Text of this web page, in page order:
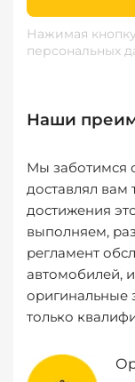
Нажимая
персональных
Наши
Мы заботимся
доставлял вам
достижения
выполняем,
регламент
автомобилей,
оригинальные
только